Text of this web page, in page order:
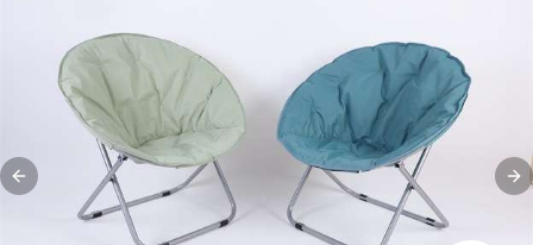
Previous slide